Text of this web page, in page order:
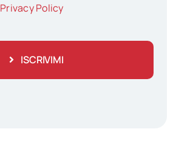
Privacy Policy
ISCRIVIMI